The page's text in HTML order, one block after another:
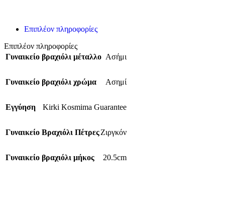
Επιπλέον πληροφορίες
Επιπλέον πληροφορίες
Γυναικείο βραχιόλι μέταλλο Ασήμι
Γυναικείο βραχιόλι χρώμα Ασημί
Εγγύηση Kirki Kosmima Guarantee
Γυναικείο Βραχιόλι ΠέτρεςΖιργκόν
Γυναικείο βραχιόλι μήκος 20.5cm